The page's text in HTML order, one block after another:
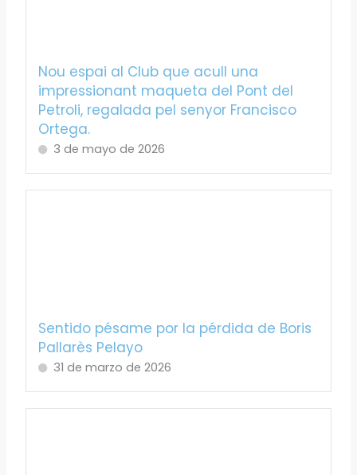
Nou espai al Club que acull una
impressionant maqueta del Pont del
Petroli, regalada pel senyor Francisco
Ortega.
3 de mayo de 2026
Sentido pésame por la pérdida de Boris
Pallarès Pelayo
31 de marzo de 2026